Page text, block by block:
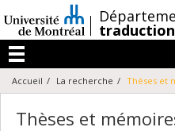
au
contenu
/
traduction
Menu
Accueil La recherche Thèses et
Thèses et